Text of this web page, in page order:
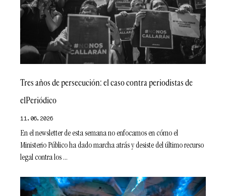
Tres años de persecución: el caso contra periodistas de
elPeriódico
11.06.2026
En el newsletter de esta semana no enfocamos en cómo el
Ministerio Público ha dado marcha atrás y desiste del último recurso
legal contra los